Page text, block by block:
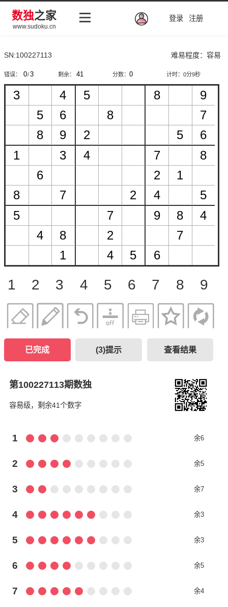
数独之家
www.sudoku.cn
登录 注册
SN:100227113 难易程度：容易
错误： / 剩余： 分数： 计时：0分9秒
1 2 3 4 5 6 7 8 9
已完成 (3)提示 查看结果
第100227113期数独
容易级，剩余41个数字
1 余6
2 余5
3 余7
4 余3
5 余3
6 余5
7 余4